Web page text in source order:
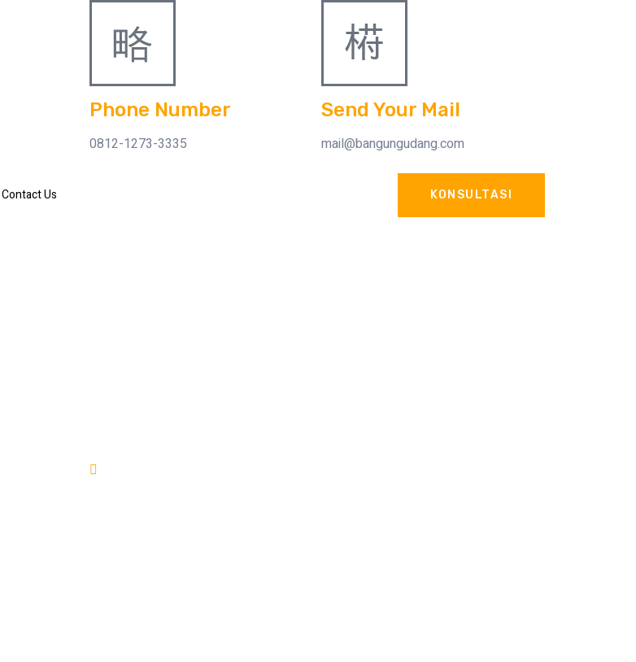
Phone Number
0812-1273-3335
Send Your Mail
mail@bangungudang.com
Contact Us KONSULTASI